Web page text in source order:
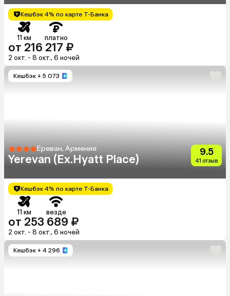
Кешбэк 4% по карте Т-Банка
11 км платно
от 216 217 ₽
2 окт. - 8 окт., 6 ночей
Кешбэк + 5 073
Ереван, Армения
Yerevan (Ex.Hyatt Place)
9.5
41 отзыв
Кешбэк 4% по карте Т-Банка
11 км везде
от 253 689 ₽
2 окт. - 8 окт., 6 ночей
Кешбэк + 4 296